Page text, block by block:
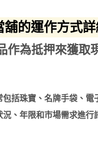
舖的運作方式
作為抵押來獲取
寶、名牌手袋、電子
、年限和市場需求進行